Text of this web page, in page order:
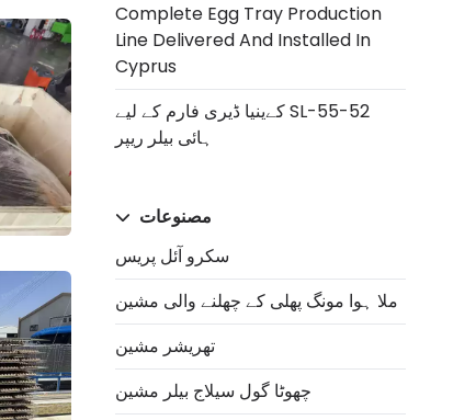
Complete Egg Tray Production
Line Delivered And Installed In
Cyprus
کےینیا ڈیری فارم کے لیے SL-55-52
ہائی بيلر ریپر
مصنوعات
سکرو آئل پریس
ملا ہوا مونگ پھلی کے چھلنے والی مشین
تھریشر مشین
چھوٹا گول سیلاج بیلر مشین